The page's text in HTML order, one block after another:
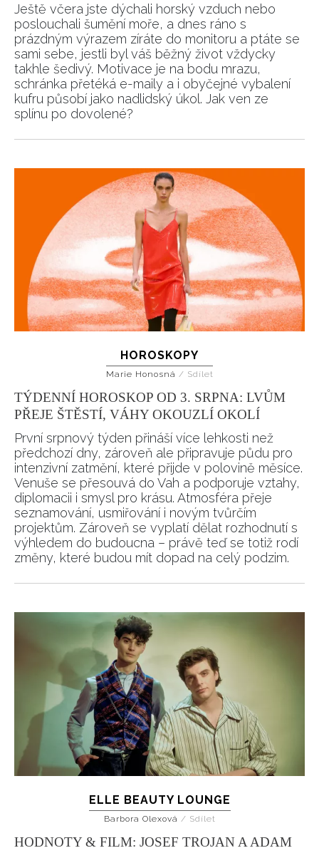
Ještě včera jste dýchali horský vzduch nebo
poslouchali šumění moře, a dnes ráno s
prázdným výrazem zíráte do monitoru a ptáte se
sami sebe, jestli byl váš běžný život vždycky
takhle šedivý. Motivace je na bodu mrazu,
schránka přetéká e-maily a i obyčejné vybalení
kufru působí jako nadlidský úkol. Jak ven ze
splínu po dovolené?
HOROSKOPY
Marie Honosná / Sdílet
TÝDENNÍ HOROSKOP OD 3. SRPNA: LVŮM
PŘEJE ŠTĚSTÍ, VÁHY OKOUZLÍ OKOLÍ
První srpnový týden přináší více lehkosti než
předchozí dny, zároveň ale připravuje půdu pro
intenzivní zatmění, které přijde v polovině měsíce.
Venuše se přesouvá do Vah a podporuje vztahy,
diplomacii i smysl pro krásu. Atmosféra přeje
seznamování, usmiřování i novým tvůrčím
projektům. Zároveň se vyplatí dělat rozhodnutí s
výhledem do budoucna – právě teď se totiž rodí
změny, které budou mít dopad na celý podzim.
ELLE BEAUTY LOUNGE
Barbora Olexová / Sdílet
HODNOTY & FILM: JOSEF TROJAN A ADAM